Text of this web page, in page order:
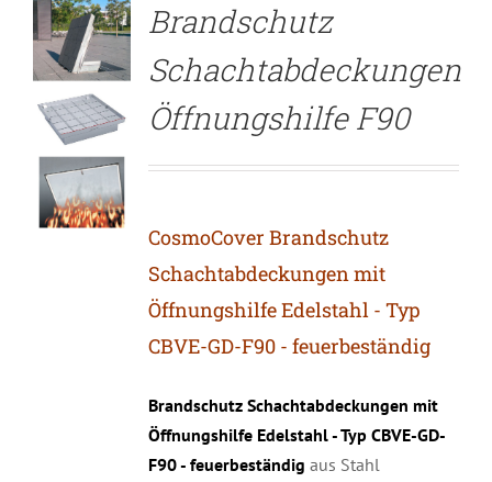
Brandschutz
Schachtabdeckungen
Öffnungshilfe F90
CosmoCover Brandschutz
Schachtabdeckungen mit
Öffnungshilfe Edelstahl - Typ
CBVE-GD-F90 - feuerbeständig
Brandschutz Schachtabdeckungen mit
Öffnungshilfe Edelstahl - Typ CBVE-GD-
F90 - feuerbeständig aus Stahl